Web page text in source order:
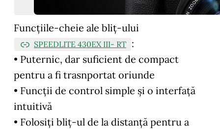
Funcțiile-cheie ale bliț-ului
SPEEDLITE 430EX III- RT :
• Puternic, dar suficient de compact
pentru a fi trasnportat oriunde
• Funcții de control simple și o interfață
intuitivă
• Folosiți bliț-ul de la distanță pentru a